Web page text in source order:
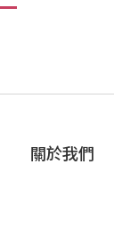
關於我們